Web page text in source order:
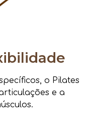
o Pilates
e a